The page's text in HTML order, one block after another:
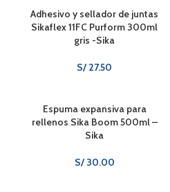
Adhesivo y sellador de juntas
Sikaflex 11FC Purform 300ml
gris -Sika
S/ 27.50
Espuma expansiva para
rellenos Sika Boom 500ml –
Sika
S/30.00